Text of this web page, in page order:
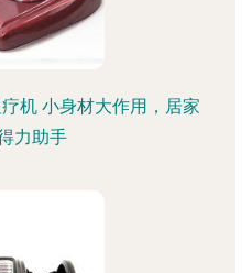
机 小身材大作用，居家
力助手